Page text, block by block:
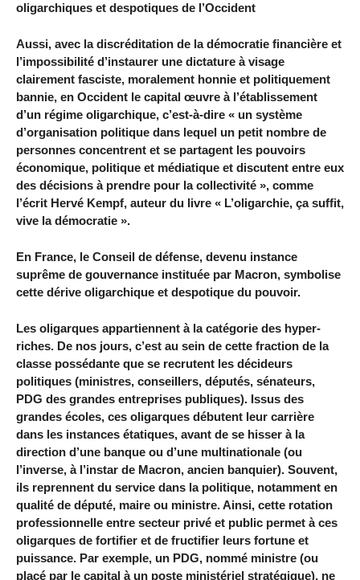
oligarchiques et despotiques de l’Occident
Aussi, avec la discréditation de la démocratie financière et
l’impossibilité d’instaurer une dictature à visage
clairement fasciste, moralement honnie et politiquement
bannie, en Occident le capital œuvre à l’établissement
d’un régime oligarchique, c’est-à-dire « un système
d’organisation politique dans lequel un petit nombre de
personnes concentrent et se partagent les pouvoirs
économique, politique et médiatique et discutent entre eux
des décisions à prendre pour la collectivité », comme
l’écrit Hervé Kempf, auteur du livre « L’oligarchie, ça suffit,
vive la démocratie ».
En France, le Conseil de défense, devenu instance
suprême de gouvernance instituée par Macron, symbolise
cette dérive oligarchique et despotique du pouvoir.
Les oligarques appartiennent à la catégorie des hyper-
riches. De nos jours, c’est au sein de cette fraction de la
classe possédante que se recrutent les décideurs
politiques (ministres, conseillers, députés, sénateurs,
PDG des grandes entreprises publiques). Issus des
grandes écoles, ces oligarques débutent leur carrière
dans les instances étatiques, avant de se hisser à la
direction d’une banque ou d’une multinationale (ou
l’inverse, à l’instar de Macron, ancien banquier). Souvent,
ils reprennent du service dans la politique, notamment en
qualité de député, maire ou ministre. Ainsi, cette rotation
professionnelle entre secteur privé et public permet à ces
oligarques de fortifier et de fructifier leurs fortune et
puissance. Par exemple, un PDG, nommé ministre (ou
placé par le capital à un poste ministériel stratégique), ne